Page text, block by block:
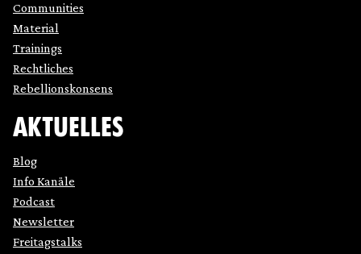
Communities
Material
Trainings
Rechtliches
Rebellionskonsens
AKTUELLES
Blog
Info Kanäle
Podcast
Newsletter
Freitagstalks